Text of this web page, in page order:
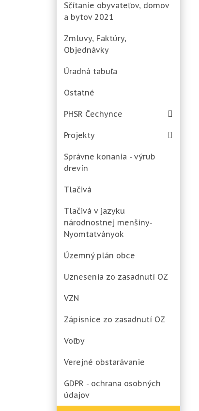
Sčítanie obyvateľov, domov
a bytov 2021
Zmluvy, Faktúry,
Objednávky
Úradná tabuľa
Ostatné
PHSR Čechynce
Projekty
Správne konania - výrub
drevín
Tlačivá
Tlačivá v jazyku
národnostnej menšiny-
Nyomtatványok
Územný plán obce
Uznesenia zo zasadnutí OZ
VZN
Zápisnice zo zasadnutí OZ
Voľby
Verejné obstarávanie
GDPR - ochrana osobných
údajov